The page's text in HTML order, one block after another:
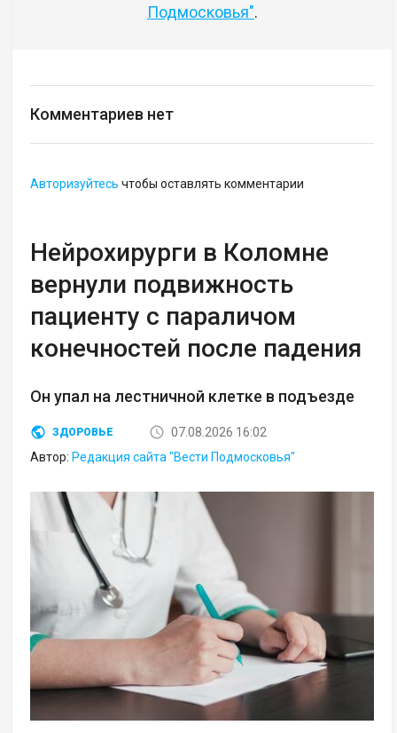
Подмосковья".
Комментариев нет
Авторизуйтесь чтобы оставлять комментарии
Нейрохирурги в Коломне
вернули подвижность
пациенту с параличом
конечностей после падения
Он упал на лестничной клетке в подъезде
ЗДОРОВЬЕ
07.08.2026 16:02
Автор: Редакция сайта "Вести Подмосковья"